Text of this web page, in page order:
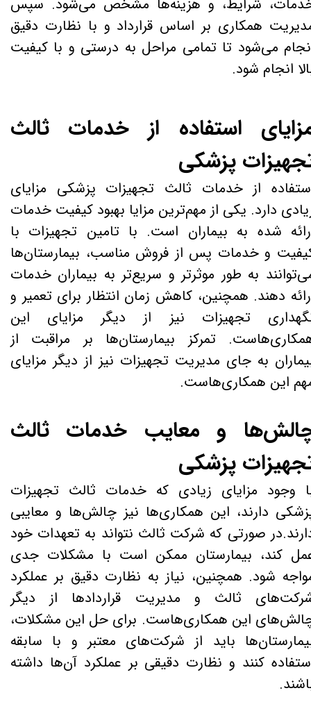
شرایط، و هزینه‌ها مشخص می‌شود. سپس
همکاری بر اساس قرارداد و با نظارت دقیق
می‌شود تا تمامی مراحل به درستی و با کیفیت
انجام شود.
استفاده از خدمات ثالث
پزشکی
از خدمات ثالث تجهیزات پزشکی مزایای
دارد. یکی از مهم‌ترین مزایا بهبود کیفیت خدمات
شده به بیماران است. با تامین تجهیزات با
و خدمات پس از فروش مناسب، بیمارستان‌ها
به طور موثرتر و سریع‌تر به بیماران خدمات
دهند. همچنین، کاهش زمان انتظار برای تعمیر و
تجهیزات نیز از دیگر مزایای این
تمرکز بیمارستان‌ها بر مراقبت از
به جای مدیریت تجهیزات نیز از دیگر مزایای
این همکاری‌هاست.
و معایب خدمات ثالث
پزشکی
وجود مزایای زیادی که خدمات ثالث تجهیزات
دارند، این همکاری‌ها نیز چالش‌ها و معایبی
صورتی که شرکت ثالث نتواند به تعهدات خود
کند، بیمارستان ممکن است با مشکلات جدی
شود. همچنین، نیاز به نظارت دقیق بر عملکرد
ثالث و مدیریت قراردادها از دیگر
این همکاری‌هاست. برای حل این مشکلات،
باید از شرکت‌های معتبر و با سابقه
کنند و نظارت دقیقی بر عملکرد آن‌ها داشته